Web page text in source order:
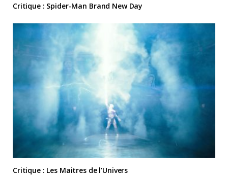
Critique : Spider-Man Brand New Day
Critique : Les Maitres de l’Univers